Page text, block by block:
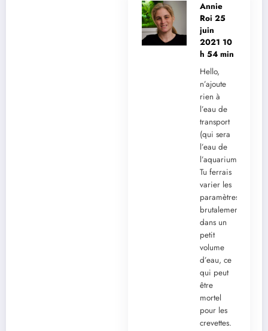
Annie
Roi25
juin
2021 10
h 54 min
Hello,
n’ajoute
rien à
l’eau de
transport
(qui sera
l’eau de
l’aquarium)!
Tu ferrais
varier les
paramètres
brutalement
dans un
petit
volume
d’eau, ce
qui peut
être
mortel
pour les
crevettes.